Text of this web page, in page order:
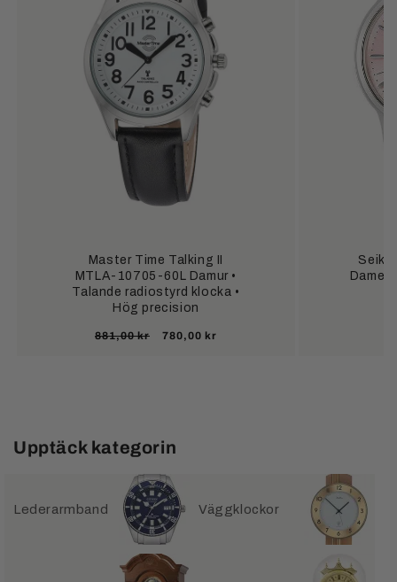
Master Time Talking II
MTLA-10705-60L Damur •
Talande radiostyrd klocka •
Hög precision
Ordinarie
881,00 kr Försäljningspris
780,00 kr
Seiko
Upptäck kategorin
Lederarmband Väggklockor